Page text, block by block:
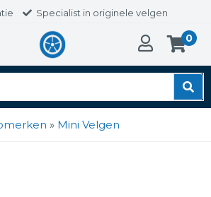
Specialist in originele velgen
0
» Mini Velgen